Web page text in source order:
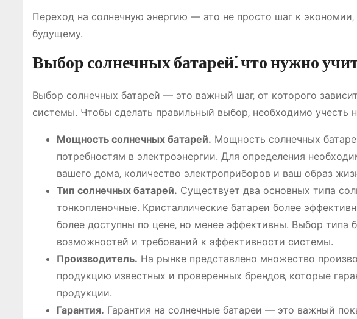
Переход на солнечную энергию ― это не просто шаг к
будущему.
Выбор солнечных батарей⁚ что нужно
Выбор солнечных батарей ― это важный шаг‚ от которого
системы. Чтобы сделать правильный выбор‚ необходимо учесть
Мощность солнечных батарей. Мощность солнечных
потребностям в электроэнергии. Для определения
вашего дома‚ количество электроприборов и ваш образ
Тип солнечных батарей. Существует два основных типа
тонкопленочные. Кристаллические батареи более
более доступны по цене‚ но менее эффективны. Выбор типа
возможностей и требований к эффективности системы.
Производитель. На рынке представлено множество
продукцию известных и проверенных брендов‚ которые
продукции.
Гарантия. Гарантия на солнечные батареи ― это важный